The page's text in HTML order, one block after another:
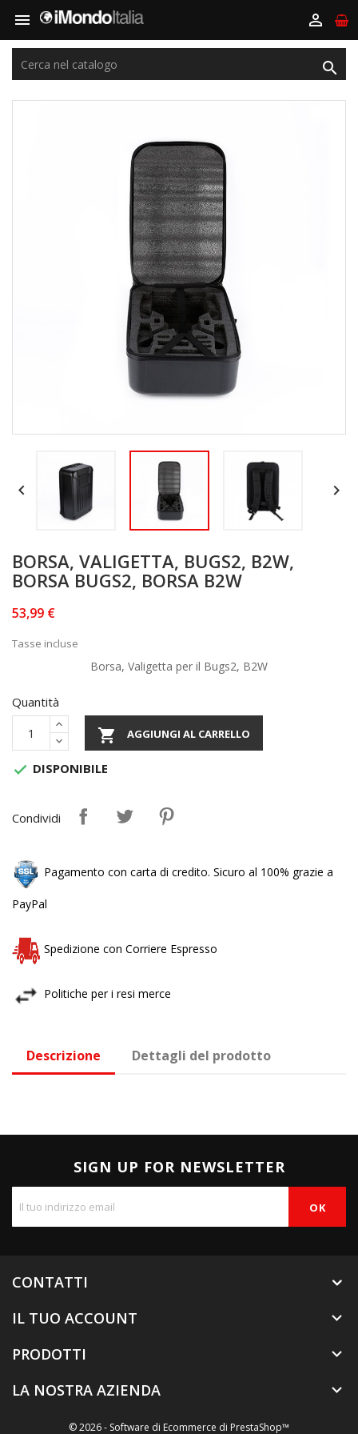
 

 
BORSA, VALIGETTA, BUGS2, B2W,
BORSA BUGS2, BORSA B2W
53,99 €
Tasse incluse
Borsa, Valigetta per il Bugs2, B2W
Quantità
 AGGIUNGI AL CARRELLO
 DISPONIBILE
Condividi
Pagamento con carta di credito. Sicuro al 100% grazie a
PayPal
Spedizione con Corriere Espresso
Politiche per i resi merce
Descrizione Dettagli del prodotto
SIGN UP FOR NEWSLETTER
CONTATTI
IL TUO ACCOUNT

PRODOTTI 
LA NOSTRA AZIENDA 
© 2026 - Software di Ecommerce di PrestaShop™